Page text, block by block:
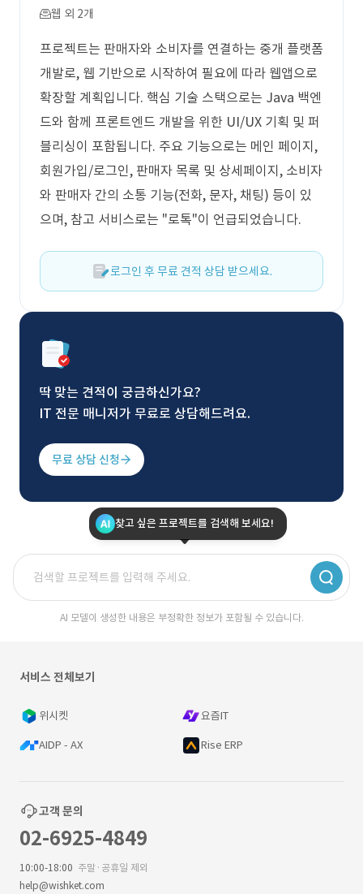
웹 외 2개
프로젝트는 판매자와 소비자를 연결하는 중개 플랫폼
개발로, 웹 기반으로 시작하여 필요에 따라 웹앱으로
확장할 계획입니다. 핵심 기술 스택으로는 Java 백엔
드와 함께 프론트엔드 개발을 위한 UI/UX 기획 및 퍼
블리싱이 포함됩니다. 주요 기능으로는 메인 페이지,
회원가입/로그인, 판매자 목록 및 상세페이지, 소비자
와 판매자 간의 소통 기능(전화, 문자, 채팅) 등이 있
으며, 참고 서비스로는 "로톡"이 언급되었습니다.
로그인 후 무료 견적 상담 받으세요.
딱 맞는 견적이 궁금하신가요?
IT 전문 매니저가 무료로 상담해드려요.
무료 상담 신청
찾고 싶은 프로젝트를 검색해 보세요!
AI 모델이 생성한 내용은 부정확한 정보가 포함될 수 있습니다.
서비스 전체보기
위시켓 요즘IT
AIDP - AX Rise ERP
고객 문의
02-6925-4849
10:00-18:00 주말·공휴일 제외
help@wishket.com